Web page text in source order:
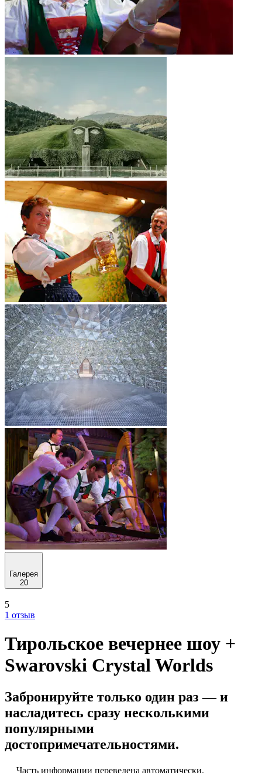
Галерея
20
5
1 отзыв
Тирольское вечернее шоу +
Swarovski Crystal Worlds
Забронируйте только один раз — и
насладитесь сразу несколькими
популярными
достопримечательностями.
Часть информации переведена автоматически.